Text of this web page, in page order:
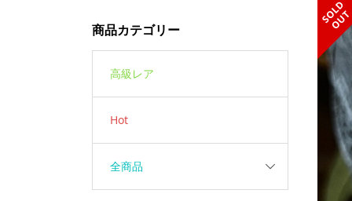
S
O
L
D
O
U
T
商品カテゴリー
高級レア
Hot
全商品